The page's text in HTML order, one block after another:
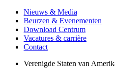
Nieuws & Media
Beurzen & Evenementen
Download Centrum
Vacatures & carrière
Contact
Verenigde Staten van